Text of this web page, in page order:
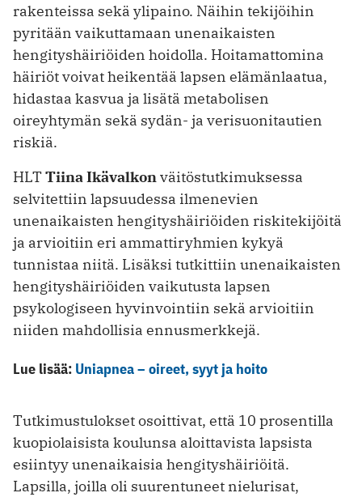
rakenteissa sekä ylipaino. Näihin tekijöihin
pyritään vaikuttamaan unenaikaisten
hengityshäiriöiden hoidolla. Hoitamattomina
häiriöt voivat heikentää lapsen elämänlaatua,
hidastaa kasvua ja lisätä metabolisen
oireyhtymän sekä sydän- ja verisuonitautien
riskiä.
HLTTiina Ikävalkonväitöstutkimuksessa
selvitettiin lapsuudessa ilmenevien
unenaikaisten hengityshäiriöiden riskitekijöitä
ja arvioitiin eri ammattiryhmien kykyä
tunnistaa niitä. Lisäksi tutkittiin unenaikaisten
hengityshäiriöiden vaikutusta lapsen
psykologiseen hyvinvointiin sekä arvioitiin
niiden mahdollisia ennusmerkkejä.
Lue lisää: Uniapnea – oireet, syyt ja hoito
Tutkimustulokset osoittivat, että 10 prosentilla
kuopiolaisista koulunsa aloittavista lapsista
esiintyy unenaikaisia hengityshäiriöitä.
Lapsilla, joilla oli suurentuneet nielurisat,